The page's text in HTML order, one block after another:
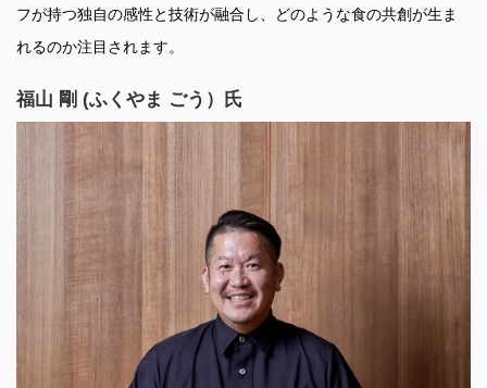
フが持つ独自の感性と技術が融合し、どのような食の共創が生ま
れるのか注目されます。
福山 剛 (ふくやま ごう）氏